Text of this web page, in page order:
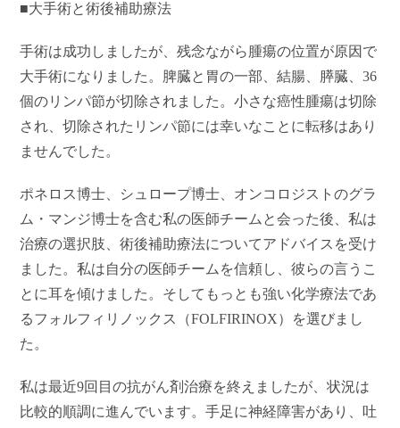
■大手術と術後補助療法
手術は成功しましたが、残念ながら腫瘍の位置が原因 で
大手術になりました。脾臓と胃の一部、結腸、膵臓、36
個のリンパ節が切除されました。小さな癌性腫瘍は切除
され、切除されたリンパ節には幸いなことに転移はあり
ませんでした。
ポネロス博士、シュロープ博士、オンコロジストのグラ
ム・マンジ博士を含む私の医師チームと会った後、私は
治療の選択肢、術後補助療法についてアドバイスを受け
ました。私は自分の医師チームを信頼し、彼らの言うこ
とに耳を傾けました。そしてもっとも強い化学療法であ
るフォルフィリノックス（FOLFIRINOX）を選びまし
た。
私は最近9回目の抗がん剤治療を終えましたが、状況は
比較的順調に進んでいます。手足に神経障害があり、吐